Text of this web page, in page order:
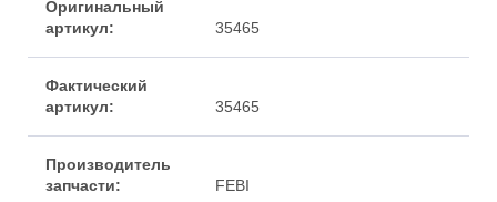
Оригинальный
артикул:
35465
Фактический
артикул:
35465
Производитель
запчасти:
FEBI